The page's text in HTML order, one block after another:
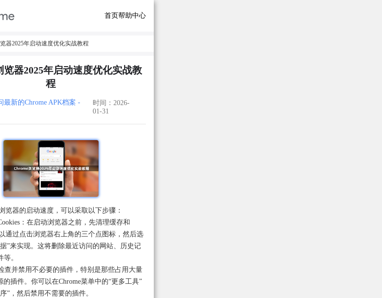
首页帮助中心
器2025年启动速度优化实战教程
览器2025年启动速度优化实战教
程
最新的Chrome APK档案 -
时间：2026-
01-31
览器的启动速度，可以采取以下步骤：
：在启动浏览器之前，先清理缓存和
通过点击浏览器右上角的三个点图标，然后选
”来实现。这将删除最近访问的网站、历史记
。
查并禁用不必要的插件，特别是那些占用大量
的插件。你可以在Chrome菜单中的“更多工具”
”，然后禁用不需要的插件。